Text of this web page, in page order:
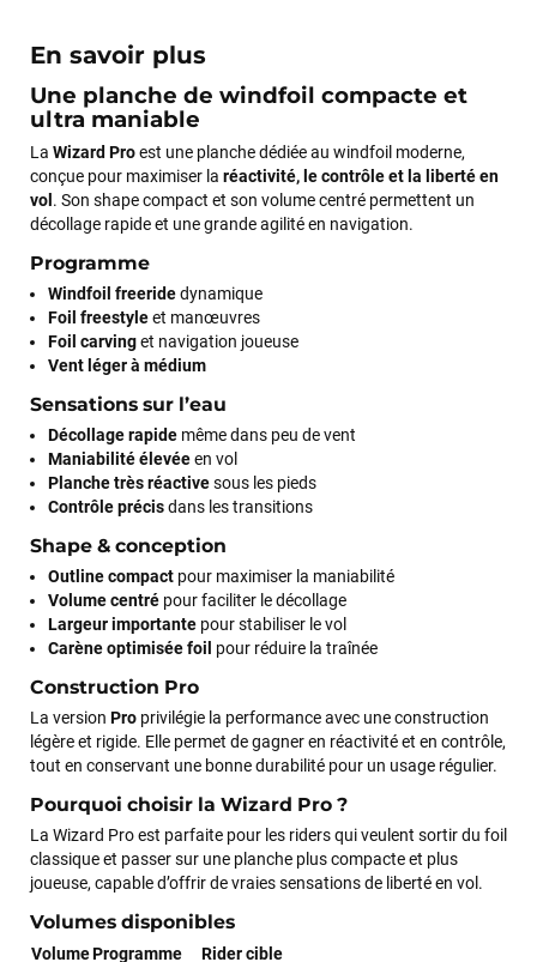
En savoir plus
Une planche de windfoil compacte et
ultra maniable
La Wizard Proest une planche dédiée au windfoil moderne,
conçue pour maximiser la réactivité, le contrôle et la liberté en
vol . Son shape compact et son volume centré permettent un
décollage rapide et une grande agilité en navigation.
Programme
Windfoil freeridedynamique
Foil freestyleet manœuvres
Foil carvinget navigation joueuse
Vent léger à médium
Sensations sur l’eau
Décollage rapide même dans peu de vent
Maniabilité élevéeen vol
Planche très réactivesous les pieds
Contrôle précisdans les transitions
Shape & conception
Outline compact pour maximiser la maniabilité
Volume centré pour faciliter le décollage
Largeur importante pour stabiliser le vol
Carène optimisée foil pour réduire la traînée
Construction Pro
La version Pro privilégie la performance avec une construction
légère et rigide. Elle permet de gagner en réactivité et en contrôle,
tout en conservant une bonne durabilité pour un usage régulier.
Pourquoi choisir la Wizard Pro ?
La Wizard Pro est parfaite pour les riders qui veulent sortir du foil
classique et passer sur une planche plus compacte et plus
joueuse, capable d’offrir de vraies sensations de liberté en vol.
Volumes disponibles
VolumeProgramme Rider cible
François